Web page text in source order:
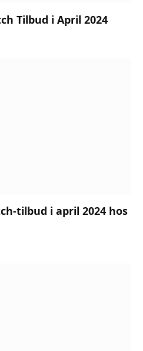
Tilbud i April 2024
tilbud i april 2024 hos